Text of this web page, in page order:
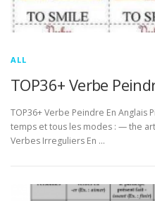
ALL
TOP36+ Verbe
TOP36+ Verbe Peindre En Anglais
temps et tous les modes : — the
Verbes Irreguliers En …